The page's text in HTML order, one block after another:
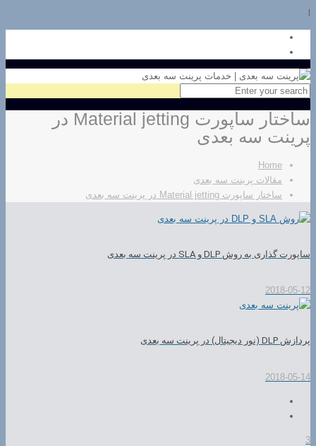
ساختار ساپورت Material jetting در
پرینت سه بعدی
Home
مقالات پرینت سه بعدی
ساختار ساپورت Material jetting در پرینت سه بعدی
ساپورت گذاری به روش DLP و SLA در پرینت سه بعدی
2018-05-12
پردازش DLP (نور دیجیتال) در پرینت سه بعدی
2018-05-14
3